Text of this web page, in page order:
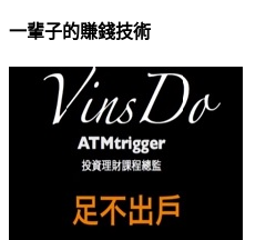
一輩子的賺錢技術